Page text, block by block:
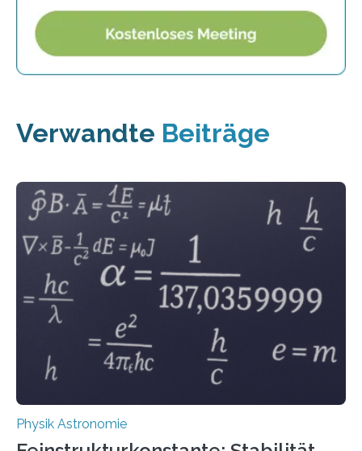
Verwandte Beiträge
Physik Astronomie